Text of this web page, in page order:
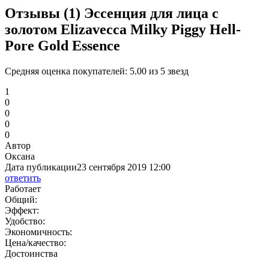
Отзывы (1) Эссенция для лица с
золотом Elizavecca Milky Piggy Hell-
Pore Gold Essence
Средняя оценка покупателей: 5.00 из 5 звезд
1
0
0
0
0
Автор
Оксана
Дата публикации23 сентября 2019 12:00
ответить
Работает
Общий:
Эффект:
Удобство:
Экономичность:
Цена/качество:
Достоинства